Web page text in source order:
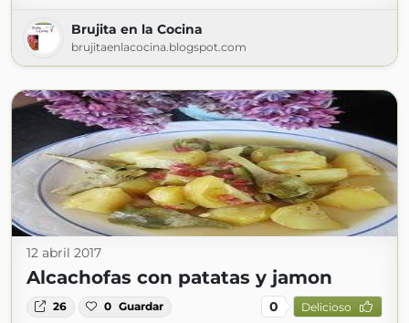
Brujita en la Cocina
brujitaenlacocina.blogspot.com
12 abril 2017
Alcachofas con patatas y jamon
26 0 Guardar 0 Delicioso